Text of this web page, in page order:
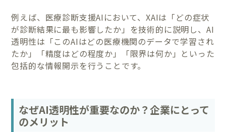
例えば、医療診断支援AIにおいて、XAIは「どの症状
が診断結果に最も影響したか」を技術的に説明し、AI
透明性は「このAIはどの医療機関のデータで学習され
たか」「精度はどの程度か」「限界は何か」といった
包括的な情報開示を行うことです。
なぜAI透明性が重要なのか？企業にとって
のメリット